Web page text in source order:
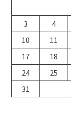
3
4
10
11
17
18
24
25
31